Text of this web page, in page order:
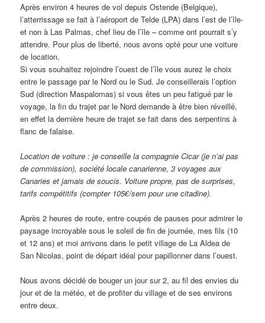
Après environ 4 heures de vol depuis Ostende (Belgique),
l’atterrissage se fait à l’aéroport de Telde (LPA) dans l’est de l’île-
et non à Las Palmas, chef lieu de l’île – comme ont pourrait s’y
attendre. Pour plus de liberté, nous avons opté pour une voiture
de location.
Si vous souhaitez rejoindre l’ouest de l’île vous aurez le choix
entre le passage par le Nord ou le Sud. Je conseillerais l’option
Sud (direction Maspalomas) si vous êtes un peu fatigué par le
voyage, la fin du trajet par le Nord demande à être bien réveillé,
en effet la dernière heure de trajet se fait dans des serpentins à
flanc de falaise.
Location de voiture : je conseille la compagnie Cicar (je n’ai pas
de commission), société locale canarienne, 3 voyages aux
Canaries et jamais de soucis. Voiture propre, pas de surprises,
tarifs compétitifs (compter 105€/sem pour une citadine).
Après 2 heures de route, entre coupés de pauses pour admirer le
paysage incroyable sous le soleil de fin de journée, mes fils (10
et 12 ans) et moi arrivons dans le petit village de La Aldea de
San Nicolas, point de départ idéal pour papillonner dans l’ouest.
Nous avons décidé de bouger un jour sur 2, au fil des envies du
jour et de la météo, et de profiter du village et de ses environs
entre deux.